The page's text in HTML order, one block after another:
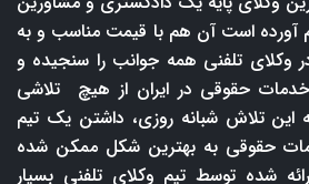
آورده است آن هم با قیمت مناسب و به
وکلای تلفنی همه جوانب را سنجیده و
خدمات حقوقی در ایران از هیچ تلاشی
این تلاش شبانه روزی، داشتن یک تیم
حقوقی به بهترین شکل ممکن شده
شده توسط تیم وکلای تلفنی بسیار